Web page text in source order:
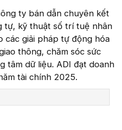
ty bán dẫn chuyên kết
tự, kỹ thuật số trí tuệ nhân
các giải pháp tự động hóa
thông, chăm sóc sức
tâm dữ liệu. ADI đạt doanh
tài chính 2025.